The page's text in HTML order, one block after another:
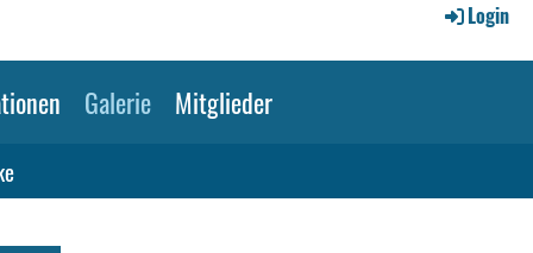
Login
Galerie Mitglieder